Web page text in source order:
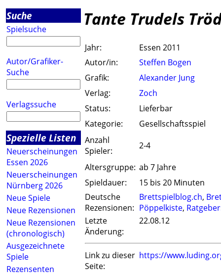
Suche
Spielsuche
Autor/Grafiker-
Suche
Verlagssuche
Spezielle Listen
Neuerscheinungen
Essen 2026
Neuerscheinungen
Nürnberg 2026
Neue Spiele
Neue Rezensionen
Neue Rezensionen
(chronologisch)
Ausgezeichnete
Spiele
Rezensenten
Tante Trudels
Jahr:
Essen 2011
Autor/in:
Steffen Bogen
Grafik:
Alexander Jung
Verlag:
Zoch
Status:
Lieferbar
Kategorie:
Gesellschaftsspiel
Anzahl
Spieler:
2-4
Altersgruppe: ab 7 Jahre
Spieldauer:
15 bis 20 Minuten
Deutsche
Rezensionen:
Brettspielblog.ch,
Pöppelkiste,
Letzte
Änderung:
22.08.12
Link zu dieser
Seite:
https://